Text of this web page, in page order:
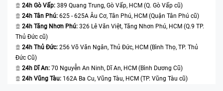
24h Gò Vấp: 389 Quang Trung, Gò Vấp, HCM (Q. Gò Vấp cũ)
24h Tân Phú: 625 - 625A Âu Cơ, Tân Phú, HCM (Quận Tân Phú cũ)
24h Tăng Nhơn Phú: 326 Lê Văn Việt, Tăng Nhơn Phú, HCM (Q.9 TP.
Thủ Đức cũ)
24h Thủ Đức: 256 Võ Văn Ngân, Thủ Đức, HCM (Bình Thọ, TP. Thủ
Đức Cũ)
24h Dĩ An: 70 Nguyễn An Ninh, Dĩ An, HCM (Bình Dương Cũ)
24h Vũng Tàu: 162A Ba Cu, Vũng Tàu, HCM (TP. Vũng Tàu cũ)